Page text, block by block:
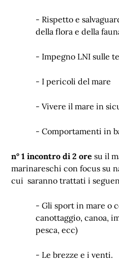
- Rispetto e
della flora e della
- Impegno LNI sulle
- I pericoli del mare
- Vivere il mare in
- Comportamenti in
n° 1 incontro di 2 ore su il
marinareschi con focus su
cui saranno trattati i
- Gli sport in mare o
canottaggio, canoa,
pesca, ecc)
- Le brezze e i venti.